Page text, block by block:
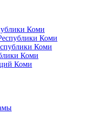
Коми
Коми
Коми
Коми
Коми